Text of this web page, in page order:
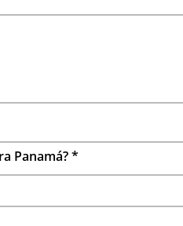
Panamá?*